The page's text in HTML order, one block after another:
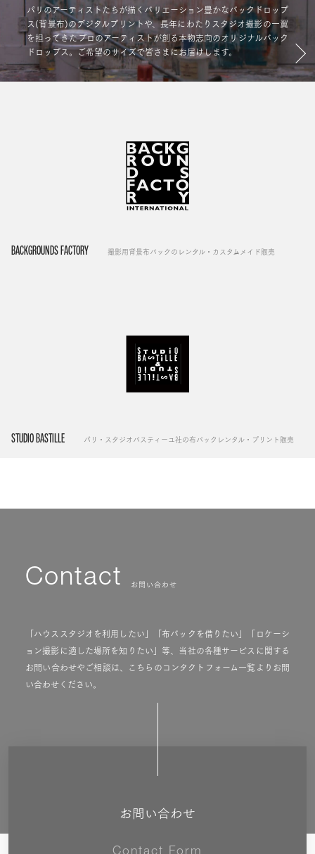
パリのアーティストたちが描くバリエーション豊かなバックドロップ
ス(背景布)のデジタルプリントや、長年にわたりスタジオ撮影の一翼
を担ってきたプロのアーティストが創る本物志向のオリジナルバック
ドロップス。ご希望のサイズで皆さまにお届けします。
BACKGROUNDS FACTORY 撮影用背景布バックのレンタル・カスタムメイド販売
STUDIO BASTILLE パリ・スタジオバスティーユ社の布バックレンタル・プリント販売
Contact お問い合わせ
「ハウススタジオを利用したい」「布バックを借りたい」「ロケーシ
ョン撮影に適した場所を知りたい」等、当社の各種サービスに関する
お問い合わせやご相談は、こちらのコンタクトフォーム一覧よりお問
い合わせください。
お問い合わせ